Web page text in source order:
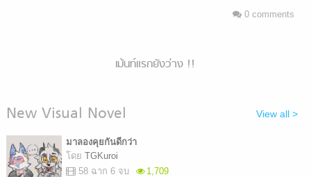
0comments
เม้นท์แรกยังว่าง !!
New Visual Novel View all >
มาลองคุยกันดีกว่า
โดย TGKuroi
58 ฉาก 6 จบ
1,709